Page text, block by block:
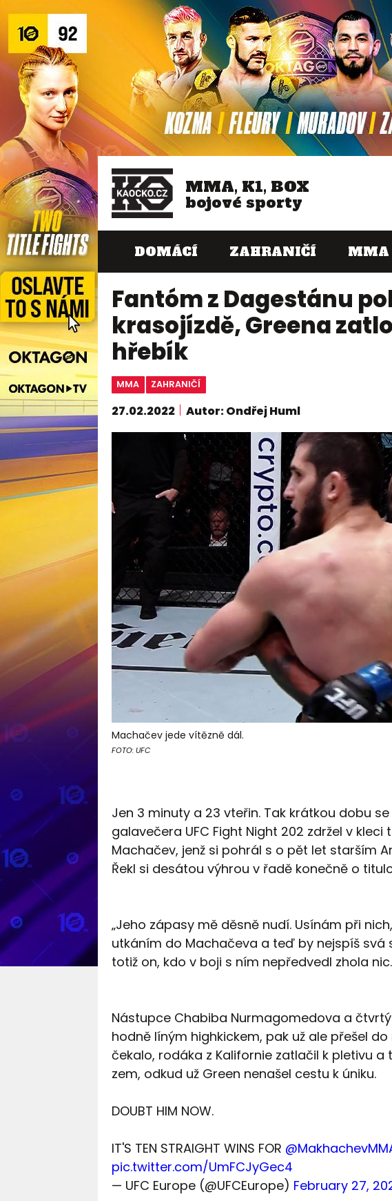
MMA, K1, BOX
bojové sporty
DOMÁCÍ ZAHRANIČÍ MMA
Fantóm z Dagestánu
krasojízdě, Greena
hřebík
MMA ZAHRANIČÍ
27.02.2022 Autor: Ondřej Huml
Machačev jede vítězně dál.
FOTO: UFC
Jen 3 minuty a 23 vteřin. Tak krátkou dobu
galavečera UFC Fight Night 202 zdržel v
Machačev, jenž si pohrál s o pět let starším
Řekl si desátou výhrou v řadě konečně o
„Jeho zápasy mě děsně nudí. Usínám při
utkáním do Machačeva a teď by nejspíš svá
totiž on, kdo v boji s ním nepředvedl zhola nic.
Nástupce Chabiba Nurmagomedova a
hodně líným highkickem, pak už ale přešel
čekalo, rodáka z Kalifornie zatlačil k pletivu
zem, odkud už Green nenašel cestu k úniku.
DOUBT HIM NOW.
IT'S TEN STRAIGHT WINS FOR
pic.twitter.com/UmFCJyGec4
— UFC Europe (@UFCEurope) February 27,